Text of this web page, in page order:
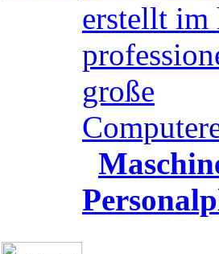
erstellt im
große